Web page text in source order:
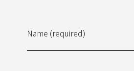
Name (required)